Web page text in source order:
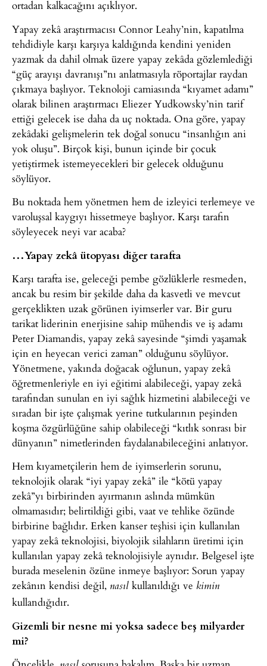
ortadan kalkacağını açıklıyor.
Yapay zekâ araştırmacısı Connor Leahy’nin, kapatılma
tehdidiyle karşı karşıya kaldığında kendini yeniden
yazmak da dahil olmak üzere yapay zekâda gözlemlediği
“güç arayışı davranışı”nı anlatmasıyla röportajlar raydan
çıkmaya başlıyor. Teknoloji camiasında “kıyamet adamı”
olarak bilinen araştırmacı Eliezer Yudkowsky’nin tarif
ettiği gelecek ise daha da uç noktada. Ona göre, yapay
zekâdaki gelişmelerin tek doğal sonucu “insanlığın ani
yok oluşu”. Birçok kişi, bunun içinde bir çocuk
yetiştirmek istemeyecekleri bir gelecek olduğunu
söylüyor.
Bu noktada hem yönetmen hem de izleyici terlemeye ve
varoluşsal kaygıyı hissetmeye başlıyor. Karşı tarafın
söyleyecek neyi var acaba?
…Yapay zekâ ütopyası diğer tarafta
Karşı tarafta ise, geleceği pembe gözlüklerle resmeden,
ancak bu resim bir şekilde daha da kasvetli ve mevcut
gerçeklikten uzak görünen iyimserler var. Bir guru
tarikat liderinin enerjisine sahip mühendis ve iş adamı
Peter Diamandis, yapay zekâ sayesinde “şimdi yaşamak
için en heyecan verici zaman” olduğunu söylüyor.
Yönetmene, yakında doğacak oğlunun, yapay zekâ
öğretmenleriyle en iyi eğitimi alabileceği, yapay zekâ
tarafından sunulan en iyi sağlık hizmetini alabileceği ve
sıradan bir işte çalışmak yerine tutkularının peşinden
koşma özgürlüğüne sahip olabileceği “kıtlık sonrası bir
dünyanın” nimetlerinden faydalanabileceğini anlatıyor.
Hem kıyametçilerin hem de iyimserlerin sorunu,
teknolojik olarak “iyi yapay zekâ” ile “kötü yapay
zekâ”yı birbirinden ayırmanın aslında mümkün
olmamasıdır; belirtildiği gibi, vaat ve tehlike özünde
birbirine bağlıdır. Erken kanser teşhisi için kullanılan
yapay zekâ teknolojisi, biyolojik silahların üretimi için
kullanılan yapay zekâ teknolojisiyle aynıdır. Belgesel işte
burada meselenin özüne inmeye başlıyor: Sorun yapay
zekânın kendisi değil, nasıl kullanıldığı ve kimin
kullandığıdır.
Gizemli bir nesne mi yoksa sadece beş milyarder
mi?